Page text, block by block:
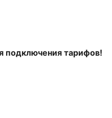
подключения тарифов!